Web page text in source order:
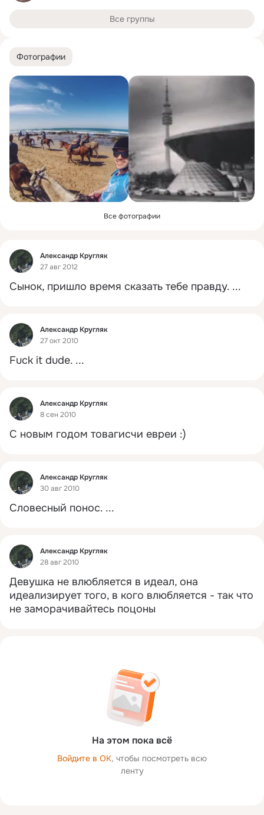
Фотографии
Все фотографии
Фид
Александр Кругляк
27 авг 2012
Сынок, пришло время сказать тебе правду. ...
Фид
Александр Кругляк
27 окт 2010
Fuck it dude. ...
Фид
Александр Кругляк
8 сен 2010
С новым годом товагисчи евреи :)
Фид
Александр Кругляк
30 авг 2010
Словесный понос. ...
Фид
Александр Кругляк
28 авг 2010
Девушка не влюбляется в идеал, она
идеализирует того, в кого влюбляется - так что
не заморачивайтесь поцоны
На этом пока всё
Войдите в ОК, чтобы посмотреть всю
ленту
Все группы